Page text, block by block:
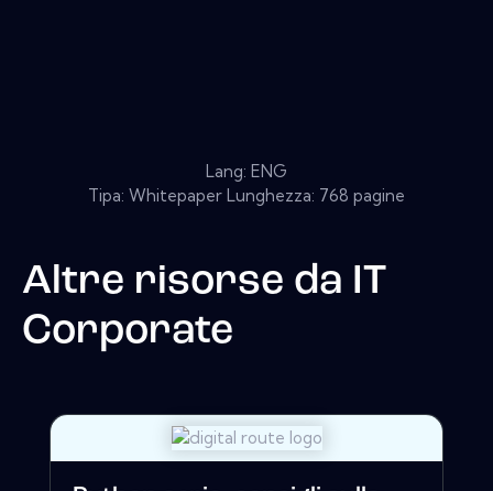
Lang: ENG
Tipa: Whitepaper Lunghezza: 768 pagine
Altre risorse da IT
Corporate